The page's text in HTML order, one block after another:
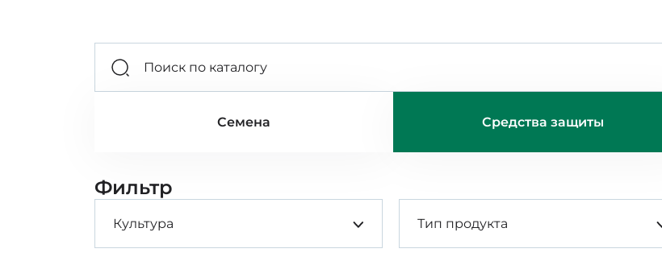
Семена Средства защиты
Фильтр
Культура Тип продукта